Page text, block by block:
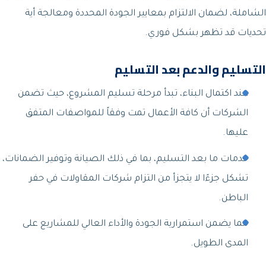
الشاملة، لضمان الالتزام بمعايير الجودة المحددة ومعالجة أية
تحديات قد تظهر بشكل فوري.
التسليم والدعم بعد التسليم
عند اكتمال البناء، تبدأ مرحلة تسليم المشروع، حيث تضمن
الشركات أن كافة الأعمال تمت وفقاً للمواصفات المتفق
عليها.
خدمات ما بعد التسليم، بما في ذلك الصيانة وتوفير الضمانات،
تشكل جزءًا لا يتجزأ من التزام شركات المقاولات في حفر
الباطن.
مما يضمن استمرارية الجودة والأداء العالي للمشاريع على
المدى الطويل.